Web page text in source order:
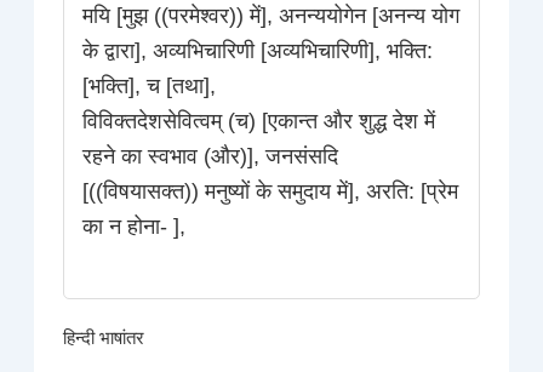
मयि [मुझ ((परमेश्वर)) में], अनन्ययोगेन [अनन्य योग
के द्वारा], अव्यभिचारिणी [अव्यभिचारिणी], भक्ति:
[भक्ति], च [तथा],
विविक्तदेशसेवित्वम् (च) [एकान्त और शुद्ध देश में
रहने का स्वभाव (और)], जनसंसदि
[((विषयासक्त)) मनुष्यों के समुदाय में], अरति: [प्रेम
का न होना- ],
हिन्दी भाषांतर